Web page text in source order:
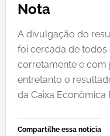
Nota
A divulgação do
foi cercada de
corretamente e com
entretanto o
da Caixa Econômica
Compartilhe essa notícia